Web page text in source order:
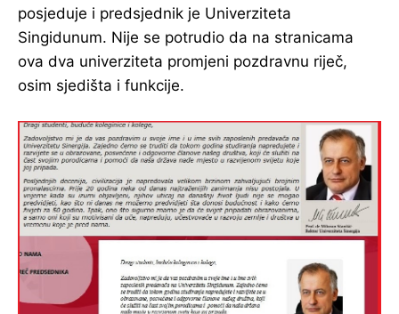
posjeduje i predsjednik je Univerziteta
Singidunum. Nije se potrudio da na stranicama
ova dva univerziteta promjeni pozdravnu riječ,
osim sjedišta i funkcije.